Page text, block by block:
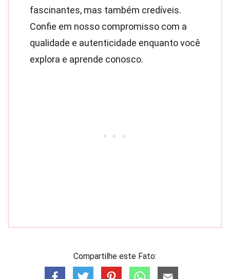
fascinantes, mas também credíveis.
Confie em nosso compromisso com a
qualidade e autenticidade enquanto você
explora e aprende conosco.
Compartilhe este Fato: